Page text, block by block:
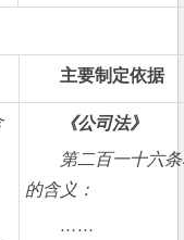
主要制定依据
《公司法》
第二百一十六
的含义：
……